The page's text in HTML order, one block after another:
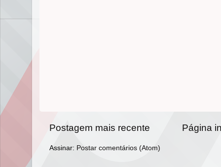
Postagem mais recente Página
Assinar: Postar comentários (Atom)